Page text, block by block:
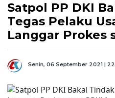
Satpol PP DKI
Tegas Pelaku
Langgar Prokes
Senin, 06 September 2021 |